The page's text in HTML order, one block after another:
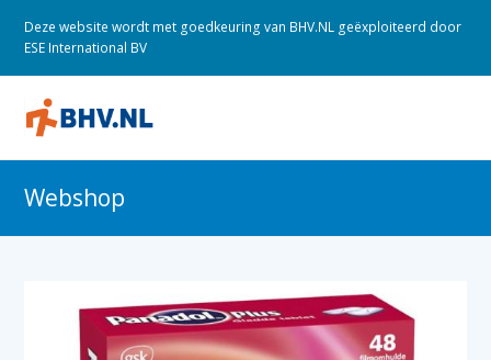
Deze website wordt met goedkeuring van BHV.NL geëxploiteerd door
ESE International BV
Webshop